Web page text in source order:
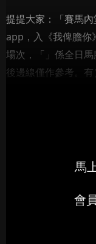
提提大家：「賽馬
app，入《我俾膽你
場次，「」係全日
後邊線僅作參考。
馬
會